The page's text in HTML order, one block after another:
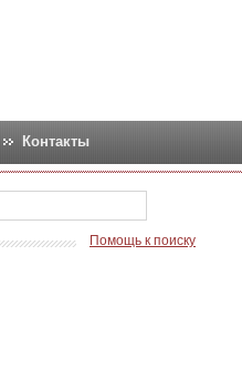
Контакты
Помощь к поиску